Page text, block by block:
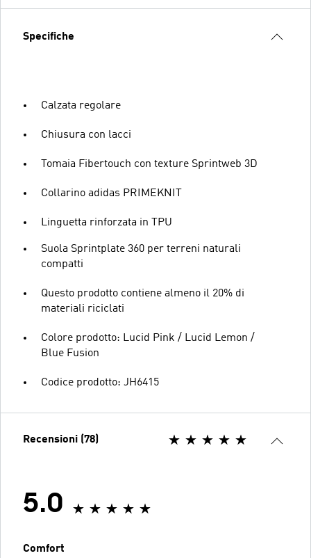
Specifiche
Calzata regolare
Chiusura con lacci
Tomaia Fibertouch con texture Sprintweb 3D
Collarino adidas PRIMEKNIT
Linguetta rinforzata in TPU
Suola Sprintplate 360 per terreni naturali
compatti
Questo prodotto contiene almeno il 20% di
materiali riciclati
Colore prodotto: Lucid Pink / Lucid Lemon /
Blue Fusion
Codice prodotto: JH6415
Recensioni (78)
5.0
Comfort